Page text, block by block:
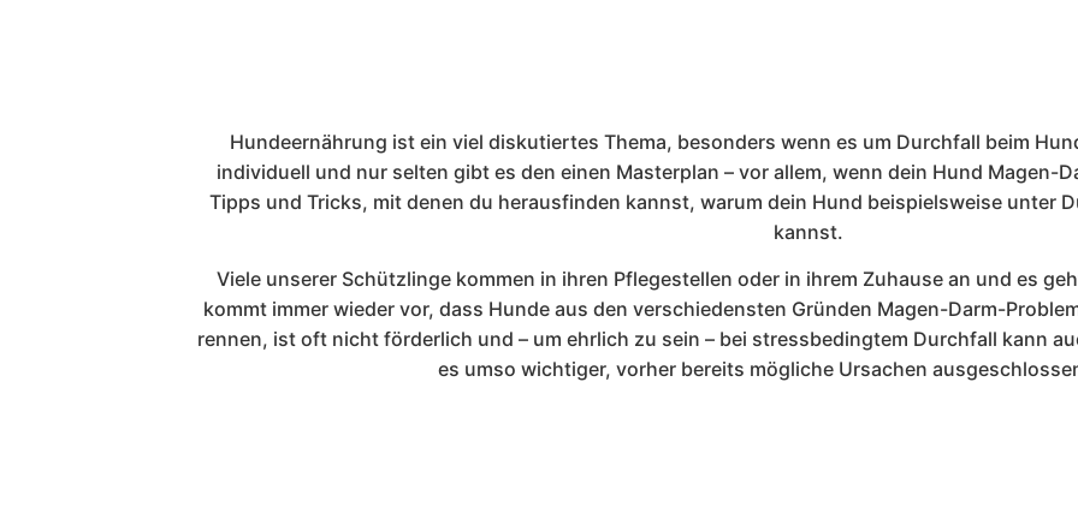
Hundeernährung ist ein viel diskutiertes Thema, besonders wenn es um Durchfall beim
individuell und nur selten gibt es den einen Masterplan – vor allem, wenn dein Hund Magen-
Tipps und Tricks, mit denen du herausfinden kannst, warum dein Hund beispielsweise unter
kannst.
Viele unserer Schützlinge kommen in ihren Pflegestellen oder in ihrem Zuhause an und es
kommt immer wieder vor, dass Hunde aus den verschiedensten Gründen Magen-Darm-
rennen, ist oft nicht förderlich und – um ehrlich zu sein – bei stressbedingtem Durchfall kann
es umso wichtiger, vorher bereits mögliche Ursachen